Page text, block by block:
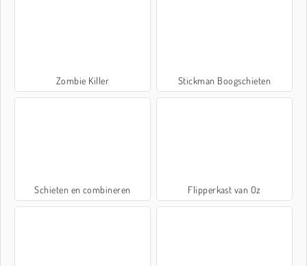
Zombie Killer Stickman Boogschieten
Schieten en combineren Flipperkast van Oz